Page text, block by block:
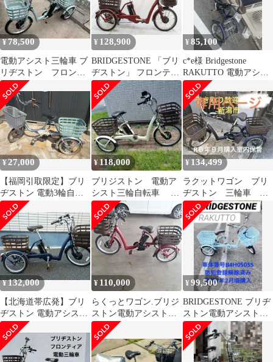
¥78,500
電動アシスト三輪車 ブ
リヂストン フロンテ
ィアラクットワゴン
ミントグリーン
¥ 128,900
BRIDGESTONE 「ブリ
ヂストン」 フロンティ
アラクットワゴン
FW0B40 2020年モデル
電動アシスト自転車 /
バイチャリ浦和ベース
¥85,100
c*e様 Bridgestone
RAKUTTO 電動アシス
ト三輪車
¥27,000
【福岡引取限定】ブリ
ヂストン 電動3輪自転
車 アシスタワゴン バッ
テリー付
¥ 118,000
ブリジストン 電動ア
シスト三輪自転車 ラ
クットワゴン
¥134,499
ラクットワゴン ブリ
ヂストン 三輪車 R6
年９月 室内保管美品
¥132,000
【北海道帯広発】ブリ
ヂストン 電動アシスト
三輪車 「引取り限定」
¥ 110,000
らくっとワゴン.ブリジ
ストン電動アシスト三
輪自転車
¥99,500
BRIDGESTONE ブリヂ
ストン電動アシスト三
輪車 ラクットワゴン